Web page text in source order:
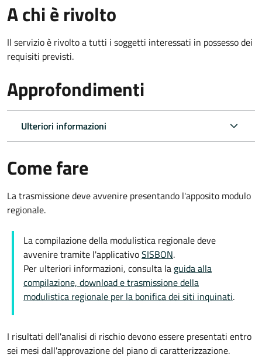
A chi è rivolto
Il servizio è rivolto a tutti i soggetti interessati in possesso dei
requisiti previsti.
Approfondimenti
Ulteriori informazioni
Come fare
La trasmissione deve avvenire presentando l'apposito modulo
regionale.
La compilazione della modulistica regionale deve
avvenire tramite l'applicativoSISBON.
Per ulteriori informazioni, consulta la guida alla
compilazione, download e trasmissione della
modulistica regionale per la bonifica dei siti inquinati.
I risultati dell'analisi di rischio devono essere presentati entro
sei mesi dall'approvazione del piano di caratterizzazione.